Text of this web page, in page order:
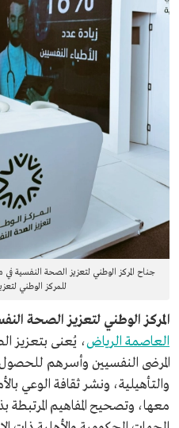
للمركز الوطني
المركز الوطني لتعزيز الصحة
العاصمة الرياض، يُعنى بتعزيز
المرضى النفسيين وأسرهم
والتأهيلية، ونشر ثقافة الوعي
معها، وتصحيح المفاهيم